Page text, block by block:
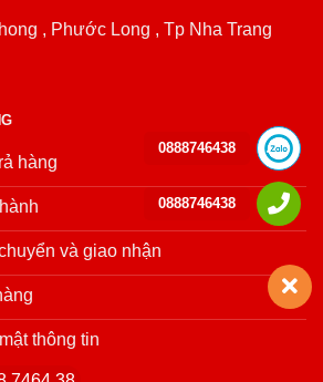
, Phước Long , Tp Nha Trang
hàng
và giao nhận
thông tin
0888746438
0888746438